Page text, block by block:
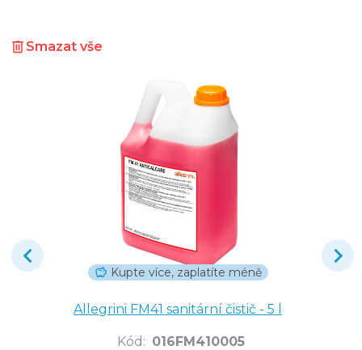
Smazat vše
Kupte více, zaplatíte méně
Allegrini FM41 sanitární čistič - 5 l
Kód : 016FM410005